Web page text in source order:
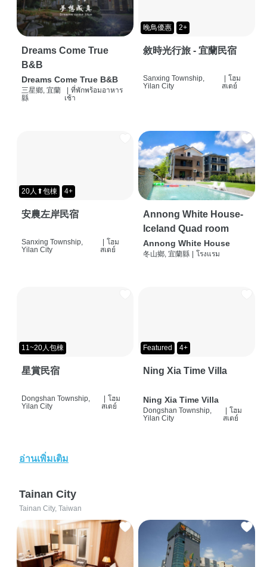
Dreams Come True
B&B
Dreams Come True B&B
三星鄉, 宜蘭
縣
ที่พักพร้อมอาหาร
เช้า
晚鳥優惠 2+
敘時光行旅 - 宜蘭民宿
Sanxing Township,
Yilan City
โฮม
สเตย์
20人⬆包棟 4+
安農左岸民宿
Sanxing Township,
Yilan City
โฮม
สเตย์
Annong White House-
Iceland Quad room
Annong White House
冬山鄉, 宜蘭縣 โรงแรม
11~20人包棟
星賞民宿
Dongshan Township,
Yilan City
| โฮม
สเตย์
Featured 4+
Ning Xia Time Villa
Ning Xia Time Villa
Dongshan Township,
Yilan City
| โฮม
สเตย์
อ่านเพิ่มเติม
Tainan City
Tainan City, Taiwan